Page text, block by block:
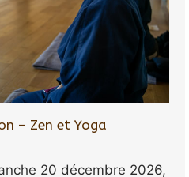
– Zen et Yoga
20 décembre 2026,